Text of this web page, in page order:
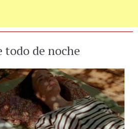
todo de noche